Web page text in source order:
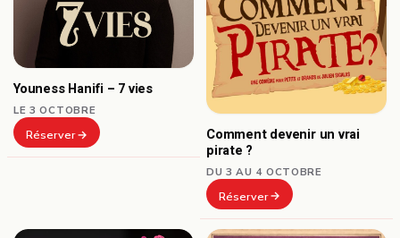
Youness Hanifi – 7 vies
LE 3 OCTOBRE
Réserver
Comment devenir un vrai
pirate ?
DU 3 AU 4 OCTOBRE
Réserver